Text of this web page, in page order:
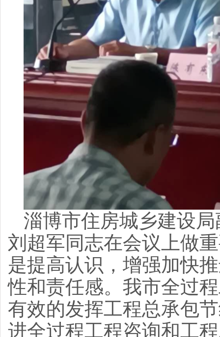
淄博市住房城乡建设
刘超军同志在会议上做
是提高认识，增强加快
性和责任感。我市全过
有效的发挥工程总承包
进全过程工程咨询和工